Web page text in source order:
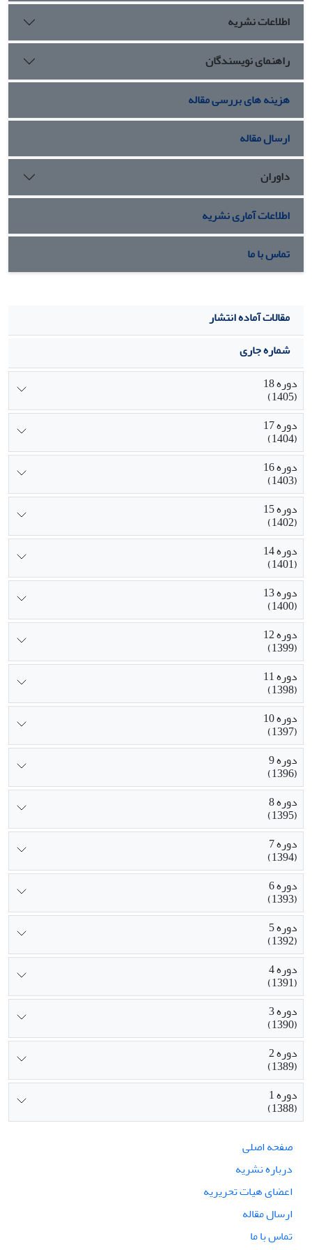
اطلاعات نشریه
راهنمای نویسندگان
هزینه های بررسی مقاله
ارسال مقاله
داوران
اطلاعات آماری نشریه
تماس با ما
مقالات آماده انتشار
شماره جاری
دوره 18
(1405)
دوره 17
(1404)
دوره 16
(1403)
دوره 15
(1402)
دوره 14
(1401)
دوره 13
(1400)
دوره 12
(1399)
دوره 11
(1398)
دوره 10
(1397)
دوره 9
(1396)
دوره 8
(1395)
دوره 7
(1394)
دوره 6
(1393)
دوره 5
(1392)
دوره 4
(1391)
دوره 3
(1390)
دوره 2
(1389)
دوره 1
(1388)
صفحه اصلی
درباره نشریه
اعضای هیات تحریریه
ارسال مقاله
تماس با ما